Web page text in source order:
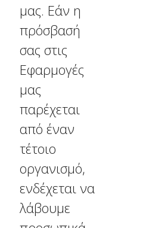
μας. Εάν η
πρόσβασή
σας στις
Εφαρμογές
μας
παρέχεται
από έναν
τέτοιο
οργανισμό,
ενδέχεται να
λάβουμε